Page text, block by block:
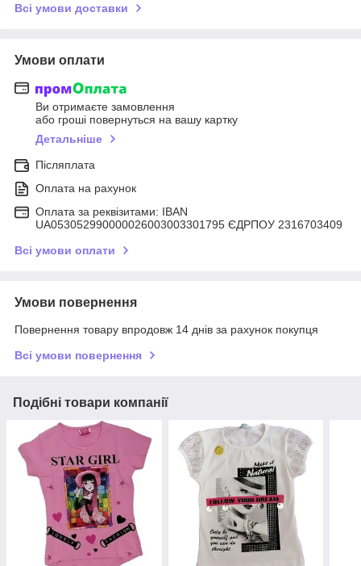
Всі умови доставки
Умови оплати
Ви отримаєте замовлення
або гроші повернуться на вашу картку
Детальніше
Післяплата
Оплата на рахунок
Оплата за реквізитами: IBAN
UA053052990000026003003301795 ЄДРПОУ 2316703409
Всі умови оплати
Умови повернення
Повернення товару впродовж 14 днів за рахунок покупця
Всі умови повернення
Подібні товари компанії